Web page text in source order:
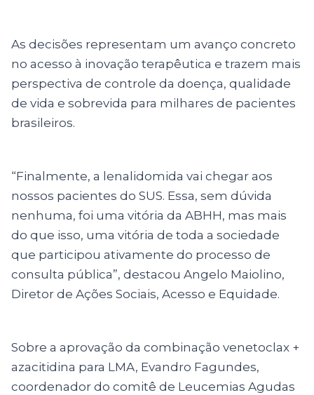
As decisões representam um avanço concreto
no acesso à inovação terapêutica e trazem mais
perspectiva de controle da doença, qualidade
de vida e sobrevida para milhares de pacientes
brasileiros.
“Finalmente, a lenalidomida vai chegar aos
nossos pacientes do SUS. Essa, sem dúvida
nenhuma, foi uma vitória da ABHH, mas mais
do que isso, uma vitória de toda a sociedade
que participou ativamente do processo de
consulta pública”, destacou Angelo Maiolino,
Diretor de Ações Sociais, Acesso e Equidade.
Sobre a aprovação da combinação venetoclax +
azacitidina para LMA, Evandro Fagundes,
coordenador do comitê de Leucemias Agudas